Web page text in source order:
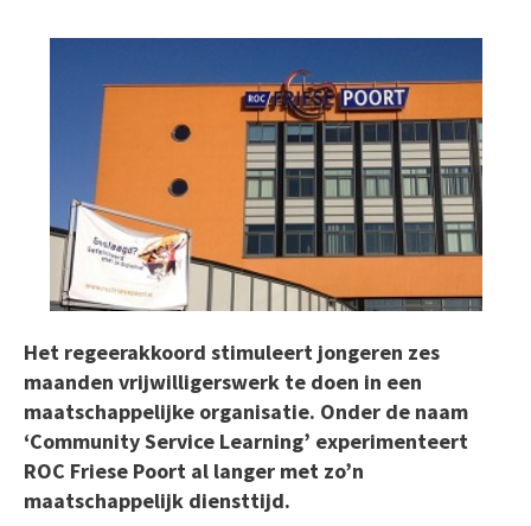
Het regeerakkoord stimuleert jongeren zes
maanden vrijwilligerswerk te doen in een
maatschappelijke organisatie. Onder de naam
‘Community Service Learning’ experimenteert
ROC Friese Poort al langer met zo’n
maatschappelijk diensttijd.